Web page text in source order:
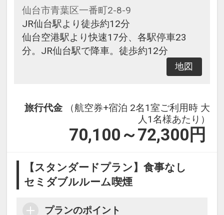
仙台市青葉区一番町2-8-9
JR仙台駅より徒歩約12分
仙台空港駅より快速17分、各駅停車23
分。JR仙台駅で降車。徒歩約12分
地図
旅行代金
（航空券+宿泊 2名1室ご利用時 大
人1名様あたり）
70,100～72,300 円
【スタンダードプラン】食事なし
セミダブルルーム喫煙
プランのポイント